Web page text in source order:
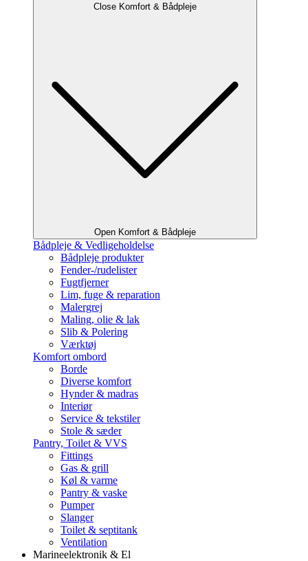
Close Komfort & Bådpleje
Open Komfort & Bådpleje
Bådpleje & Vedligeholdelse
Bådpleje produkter
Fender-/rudelister
Fugtfjerner
Lim, fuge & reparation
Malergrej
Maling, olie & lak
Slib & Polering
Værktøj
Komfort ombord
Borde
Diverse komfort
Hynder & madras
Interiør
Service & tekstiler
Stole & sæder
Pantry, Toilet & VVS
Fittings
Gas & grill
Køl & varme
Pantry & vaske
Pumper
Slanger
Toilet & septitank
Ventilation
Marineelektronik & El